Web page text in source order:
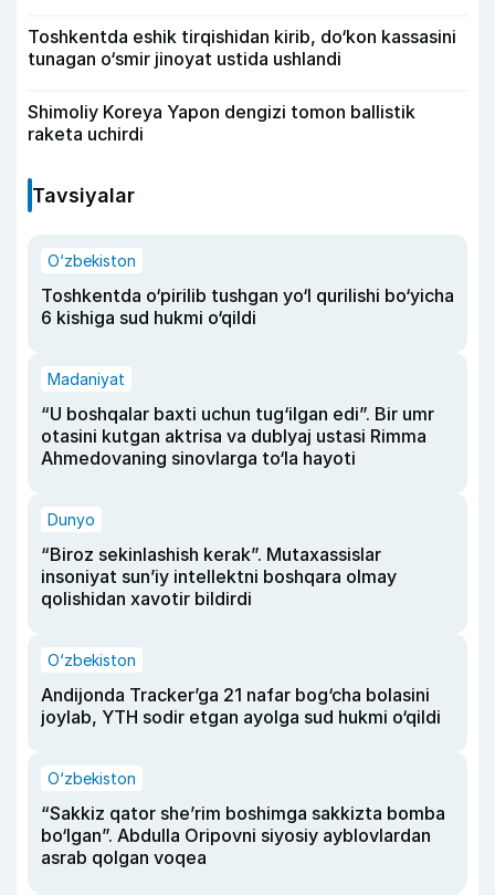
Toshkentda eshik tirqishidan kirib, do‘kon kassasini
tunagan o‘smir jinoyat ustida ushlandi
Shimoliy Koreya Yapon dengizi tomon ballistik
raketa uchirdi
Tavsiyalar
O‘zbekiston
Toshkentda o‘pirilib tushgan yo‘l qurilishi bo‘yicha
6 kishiga sud hukmi o‘qildi
Madaniyat
“U boshqalar baxti uchun tug‘ilgan edi”. Bir umr
otasini kutgan aktrisa va dublyaj ustasi Rimma
Ahmedovaning sinovlarga to‘la hayoti
Dunyo
“Biroz sekinlashish kerak”. Mutaxassislar
insoniyat sun’iy intellektni boshqara olmay
qolishidan xavotir bildirdi
O‘zbekiston
Andijonda Tracker’ga 21 nafar bog‘cha bolasini
joylab, YTH sodir etgan ayolga sud hukmi o‘qildi
O‘zbekiston
“Sakkiz qator she’rim boshimga sakkizta bomba
bo‘lgan”. Abdulla Oripovni siyosiy ayblovlardan
asrab qolgan voqea